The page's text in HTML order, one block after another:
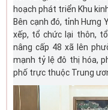
hoạch phát triển Khu
Bên cạnh đó, tỉnh Hưng
xếp, tổ chức lại thôn,
nâng cấp 48 xã lên
mạnh tỷ lệ đô thị hóa,
phố trực thuộc Trung